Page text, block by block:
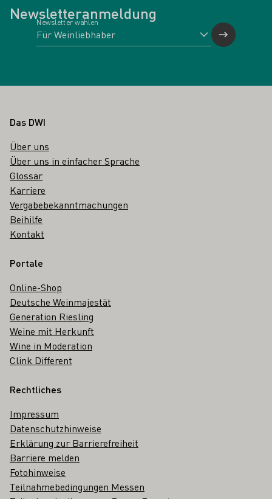
Newsletteranmeldung
Newsletter wählen
Fußbereich
Das DWI
Über uns
Über uns in einfacher Sprache
Glossar
Karriere
Vergabebekanntmachungen
Beihilfe
Kontakt
Portale
Online-Shop
Deutsche Weinmajestät
Generation Riesling
Weine mit Herkunft
Wine in Moderation
Clink Different
Rechtliches
Impressum
Datenschutzhinweise
Erklärung zur Barrierefreiheit
Barriere melden
Fotohinweise
Teilnahmebedingungen Messen